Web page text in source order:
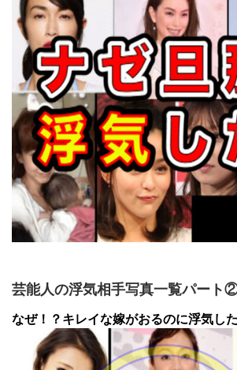
芸能人の浮気相手写真一覧パート
なぜ！？キレイな嫁がおるのに浮気し